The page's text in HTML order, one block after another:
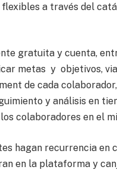
a través del
gratuita y cuenta,
metas y objetivos,
de cada
y análisis en
colaboradores en el
hagan recurrencia
en la plataforma y